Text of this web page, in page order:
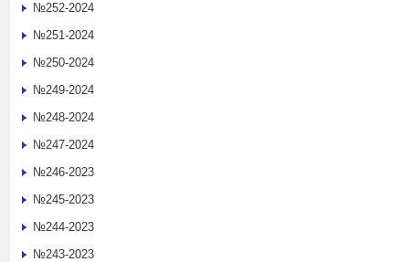
№252-2024
№251-2024
№250-2024
№249-2024
№248-2024
№247-2024
№246-2023
№245-2023
№244-2023
№243-2023